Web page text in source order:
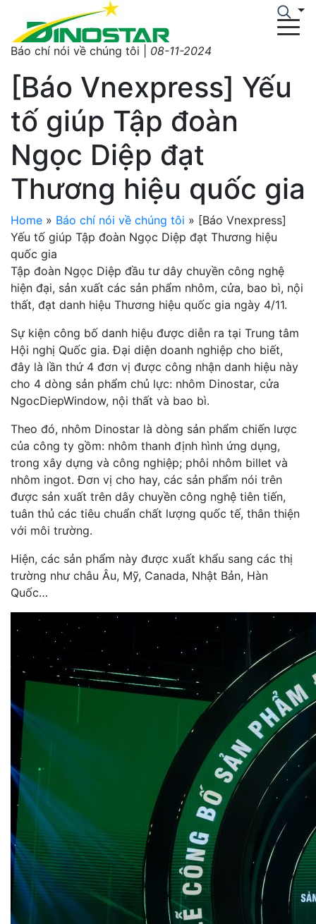
Báo chí nói về chúng tôi | 08-11-2024
[Báo Vnexpress] Yếu
tố giúp Tập đoàn
Ngọc Diệp đạt
Thương hiệu quốc gia
Home » Báo chí nói về chúng tôi » [Báo Vnexpress]
Yếu tố giúp Tập đoàn Ngọc Diệp đạt Thương hiệu
quốc gia
Tập đoàn Ngọc Diệp đầu tư dây chuyền công nghệ
hiện đại, sản xuất các sản phẩm nhôm, cửa, bao bì, nội
thất, đạt danh hiệu Thương hiệu quốc gia ngày 4/11.
Sự kiện công bố danh hiệu được diễn ra tại Trung tâm
Hội nghị Quốc gia. Đại diện doanh nghiệp cho biết,
đây là lần thứ 4 đơn vị được công nhận danh hiệu này
cho 4 dòng sản phẩm chủ lực: nhôm Dinostar, cửa
NgocDiepWindow, nội thất và bao bì.
Theo đó, nhôm Dinostar là dòng sản phẩm chiến lược
của công ty gồm: nhôm thanh định hình ứng dụng,
trong xây dựng và công nghiệp; phôi nhôm billet và
nhôm ingot. Đơn vị cho hay, các sản phẩm nói trên
được sản xuất trên dây chuyền công nghệ tiên tiến,
tuân thủ các tiêu chuẩn chất lượng quốc tế, thân thiện
với môi trường.
Hiện, các sản phẩm này được xuất khẩu sang các thị
trường như châu Âu, Mỹ, Canada, Nhật Bản, Hàn
Quốc…